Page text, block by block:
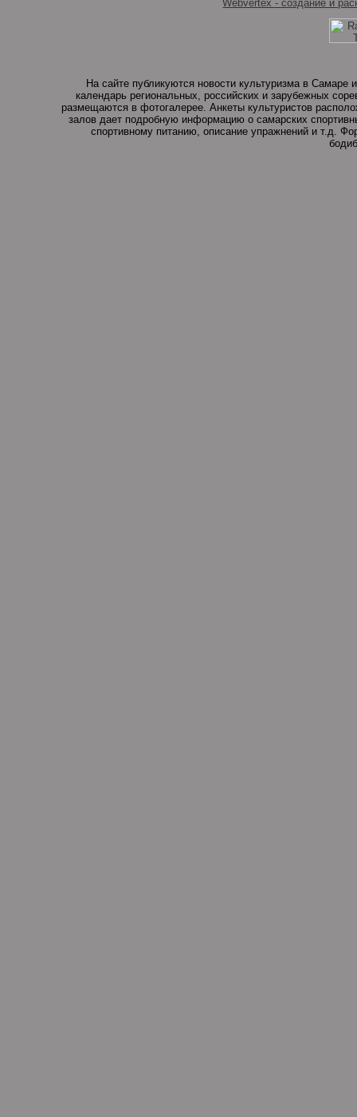
Webvertex - создание и
На сайте публикуются новости культуризма в
календарь региональных, российских и зарубежных
размещаются в фотогалерее. Анкеты культуристов
залов дает подробную информацию о самарских
спортивному питанию, описание упражнений и т.д.